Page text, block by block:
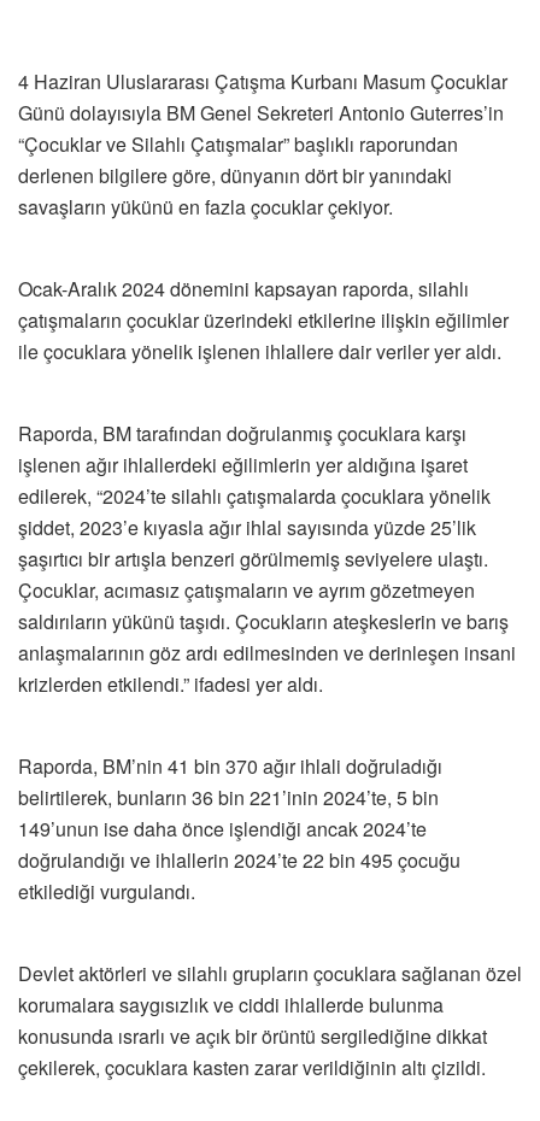
4 Haziran Uluslararası Çatışma Kurbanı Masum Çocuklar
Günü dolayısıyla BM Genel Sekreteri Antonio Guterres’in
“Çocuklar ve Silahlı Çatışmalar” başlıklı raporundan
derlenen bilgilere göre, dünyanın dört bir yanındaki
savaşların yükünü en fazla çocuklar çekiyor.
Ocak-Aralık 2024 dönemini kapsayan raporda, silahlı
çatışmaların çocuklar üzerindeki etkilerine ilişkin eğilimler
ile çocuklara yönelik işlenen ihlallere dair veriler yer aldı.
Raporda, BM tarafından doğrulanmış çocuklara karşı
işlenen ağır ihlallerdeki eğilimlerin yer aldığına işaret
edilerek, “2024’te silahlı çatışmalarda çocuklara yönelik
şiddet, 2023’e kıyasla ağır ihlal sayısında yüzde 25’lik
şaşırtıcı bir artışla benzeri görülmemiş seviyelere ulaştı.
Çocuklar, acımasız çatışmaların ve ayrım gözetmeyen
saldırıların yükünü taşıdı. Çocukların ateşkeslerin ve barış
anlaşmalarının göz ardı edilmesinden ve derinleşen insani
krizlerden etkilendi.” ifadesi yer aldı.
Raporda, BM’nin 41 bin 370 ağır ihlali doğruladığı
belirtilerek, bunların 36 bin 221’inin 2024’te, 5 bin
149’unun ise daha önce işlendiği ancak 2024’te
doğrulandığı ve ihlallerin 2024’te 22 bin 495 çocuğu
etkilediği vurgulandı.
Devlet aktörleri ve silahlı grupların çocuklara sağlanan özel
korumalara saygısızlık ve ciddi ihlallerde bulunma
konusunda ısrarlı ve açık bir örüntü sergilediğine dikkat
çekilerek, çocuklara kasten zarar verildiğinin altı çizildi.